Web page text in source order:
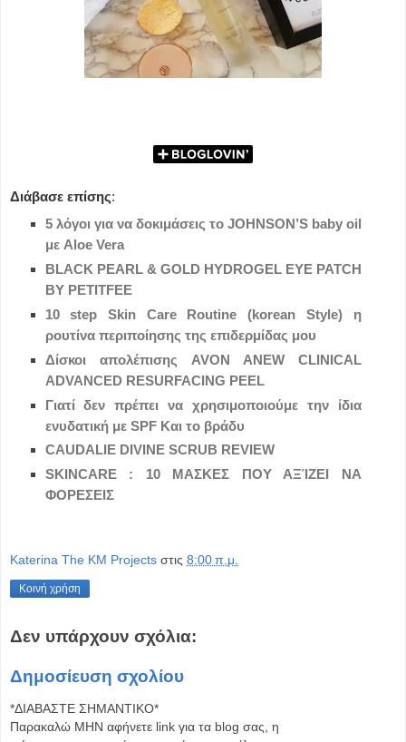
Διάβασε επίσης:
5 λόγοι για να δοκιμάσεις το JOHNSON’S baby oil
με Aloe Vera
BLACK PEARL & GOLD HYDROGEL EYE PATCH
BY PETITFEE
10 step Skin Care Routine (korean Style) η
ρουτίνα περιποίησης της επιδερμίδας μου
Δίσκοι απολέπισης AVON ANEW CLINICAL
ADVANCED RESURFACING PEEL
Γιατί δεν πρέπει να χρησιμοποιούμε την ίδια
ενυδατική με SPF Και το βράδυ
CAUDALIE DIVINE SCRUB REVIEW
SKINCARE : 10 ΜΑΣΚΕΣ ΠΟΥ ΑΞΊΖΕΙ ΝΑ
ΦΟΡΕΣΕΙΣ
Katerina The KM Projects στις 8:00 π.μ.
Κοινή χρήση
Δεν υπάρχουν σχόλια:
Δημοσίευση σχολίου
*ΔΙΑΒΑΣΤΕ ΣΗΜΑΝΤΙΚΟ*
Παρακαλώ MHN αφήνετε link για τα blog σας, η